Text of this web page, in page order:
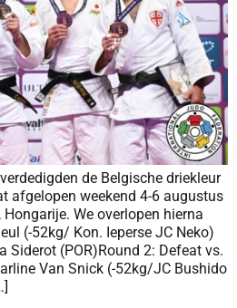
de Belgische driekleur
afgelopen weekend 4-6 augustus
We overlopen hierna
(-52kg/ Kon. Ieperse JC Neko)
Siderot (POR)Round 2: Defeat vs.
Van Snick (-52kg/JC Bushido